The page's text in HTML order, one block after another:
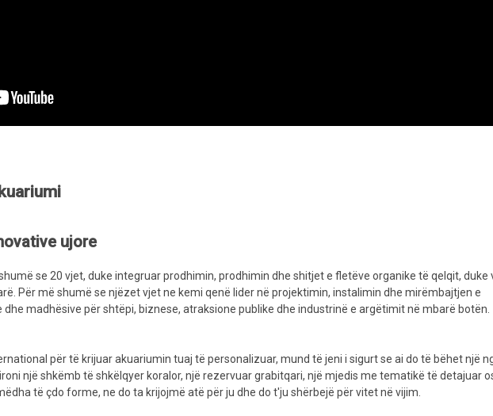
ujore
se 20 vjet, duke integruar prodhimin, prodhimin dhe shitjet e fletëve organike të qelqit, duke
Për më shumë se njëzet vjet ne kemi qenë lider në projektimin, instalimin dhe mirëmbajtjen e
madhësive për shtëpi, biznese, atraksione publike dhe industrinë e argëtimit në mbarë botën.
për të krijuar akuariumin tuaj të personalizuar, mund të jeni i sigurt se ai do të bëhet një
një shkëmb të shkëlqyer koralor, një rezervuar grabitqari, një mjedis me tematikë të detajuar
të çdo forme, ne do ta krijojmë atë për ju dhe do t'ju shërbejë për vitet në vijim.